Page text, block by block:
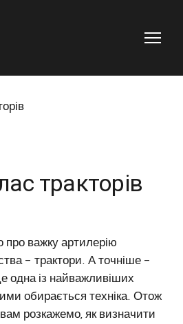
тракторів
про важку артилерію
– трактори. А точніше –
одна із найважливіших
обирається техніка. Отож
розкажемо, як визначити